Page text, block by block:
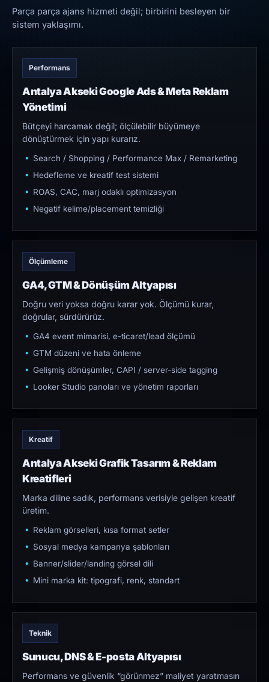
Parça parça ajans hizmeti değil; birbirini besleyen bir
sistem yaklaşımı.
Performans
Antalya Akseki Google Ads & Meta Reklam
Yönetimi
Bütçeyi harcamak değil; ölçülebilir büyümeye
dönüştürmek için yapı kurarız.
Search / Shopping / Performance Max / Remarketing
Hedefleme ve kreatif test sistemi
ROAS, CAC, marj odaklı optimizasyon
Negatif kelime/placement temizliği
Ölçümleme
GA4, GTM & Dönüşüm Altyapısı
Doğru veri yoksa doğru karar yok. Ölçümü kurar,
doğrular, sürdürürüz.
GA4 event mimarisi, e-ticaret/lead ölçümü
GTM düzeni ve hata önleme
Gelişmiş dönüşümler, CAPI / server-side tagging
Looker Studio panoları ve yönetim raporları
Kreatif
Antalya Akseki Grafik Tasarım & Reklam
Kreatifleri
Marka diline sadık, performans verisiyle gelişen kreatif
üretim.
Reklam görselleri, kısa format setler
Sosyal medya kampanya şablonları
Banner/slider/landing görsel dili
Mini marka kit: tipografi, renk, standart
Teknik
Sunucu, DNS & E-posta Altyapısı
Performans ve güvenlik “görünmez” maliyet yaratmasın